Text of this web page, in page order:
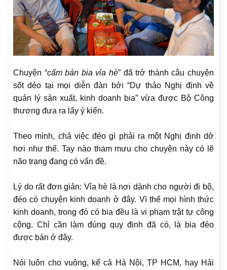
Chuyện “cấm bán bia vỉa hè” đã trở thành câu chuyện
sốt dẻo tại mọi diễn đàn bởi “Dự thảo Nghị định về
quản lý sản xuất, kinh doanh bia” vừa được Bộ Công
thương đưa ra lấy ý kiến.
Theo mình, chả việc đéo gì phải ra một Nghị định dở
hơi như thế. Tay nào tham mưu cho chuyện này có lẽ
não trạng đang có vấn đề.
Lý do rất đơn giản: Vỉa hè là nơi dành cho người đi bộ,
đéo có chuyện kinh doanh ở đây. Vì thế mọi hình thức
kinh doanh, trong đó có bia đều là vi phạm trật tự công
cộng. Chỉ cần làm đúng quy định đã có, là bia đéo
được bán ở đây.
Nói luôn cho vuông, kể cả Hà Nội, TP HCM, hay Hải